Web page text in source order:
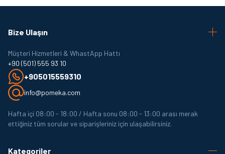
Bize Ulaşın
Müşteri Hizmetleri & WhastApp Hattı
+90 (501) 555 93 10
+905015559310
info@pomeka.com
Hafta içi 08:00 - 18:00 / Hafta sonu 08:00 - 13:00 arası merak
ettiğiniz tüm sorular ve siparişleriniz için ulaşabilirsiniz.
Kategoriler